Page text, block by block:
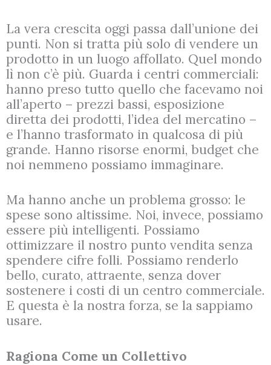
La vera crescita oggi passa dall’unione dei
punti. Non si tratta più solo di vendere un
prodotto in un luogo affollato. Quel mondo
lì non c’è più. Guarda i centri commerciali:
hanno preso tutto quello che facevamo noi
all’aperto – prezzi bassi, esposizione
diretta dei prodotti, l’idea del mercatino –
e l’hanno trasformato in qualcosa di più
grande. Hanno risorse enormi, budget che
noi nemmeno possiamo immaginare.
Ma hanno anche un problema grosso: le
spese sono altissime. Noi, invece, possiamo
essere più intelligenti. Possiamo
ottimizzare il nostro punto vendita senza
spendere cifre folli. Possiamo renderlo
bello, curato, attraente, senza dover
sostenere i costi di un centro commerciale.
E questa è la nostra forza, se la sappiamo
usare.
Ragiona Come un Collettivo